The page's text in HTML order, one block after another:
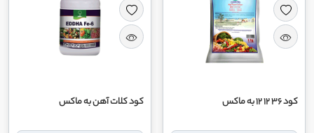
کود 36 12 12 به ماکس کود کلات آهن به ماکس